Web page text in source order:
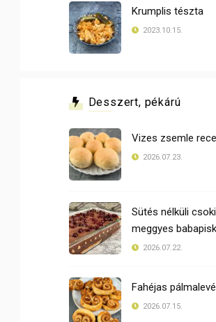
Krumplis tészta
2023.10.15.
Desszert, pékárú
Vizes zsemle
2026.07.23.
Sütés nélküli
meggyes
2026.07.22.
Fahéjas
2026.07.15.